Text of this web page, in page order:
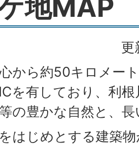
地MAP
更
から約50キロメー
を有しており、利
の豊かな自然と、
はじめとする建築